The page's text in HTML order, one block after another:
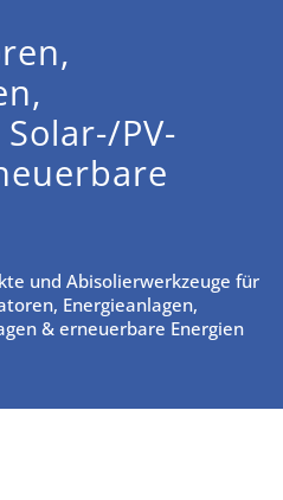
PV-
und Abisolierwerkzeuge für
Energieanlagen,
& erneuerbare Energien